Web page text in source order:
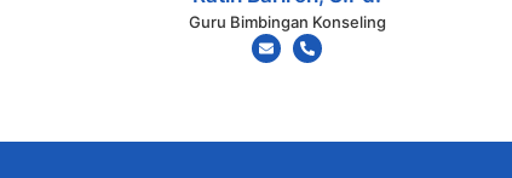
Guru Bimbingan Konseling